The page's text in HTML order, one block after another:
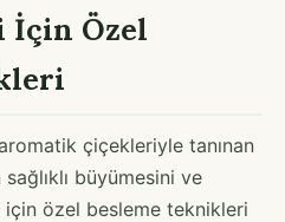
İçin Özel
çiçekleriyle tanınan
büyümesini ve
özel besleme teknikleri